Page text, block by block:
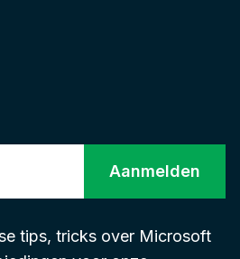
Aanmelden
tips, tricks over Microsoft